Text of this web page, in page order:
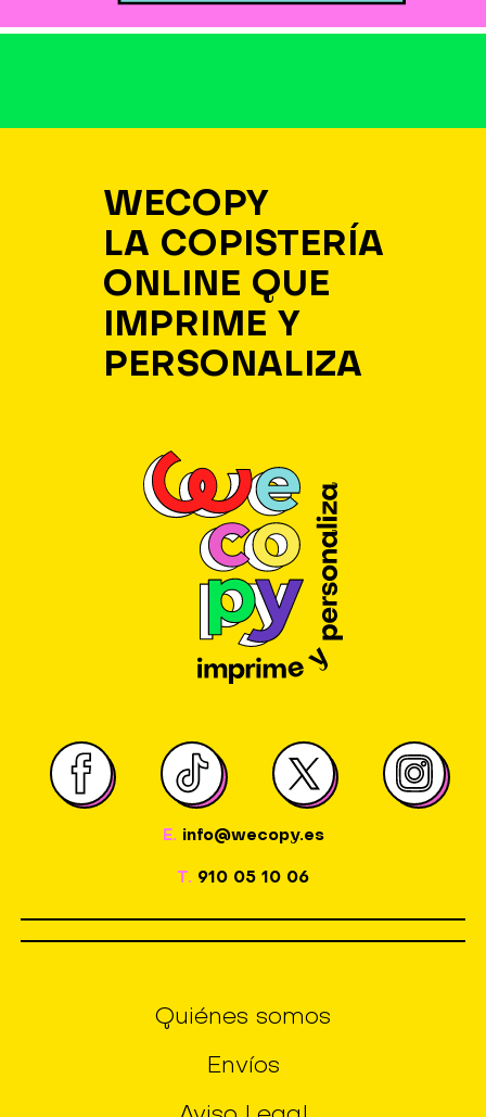
WECOPY
LA COPISTERÍA
ONLINE QUE
IMPRIME Y
PERSONALIZA
E. info@wecopy.es
T. 910 05 10 06
Quiénes somos
Envíos